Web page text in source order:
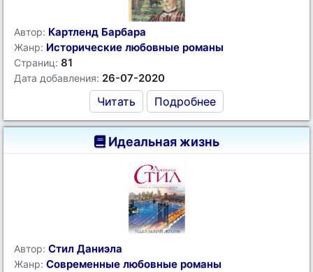
Автор: Картленд Барбара
Жанр: Исторические любовные романы
Страниц: 81
Дата добавления: 26-07-2020
Читать Подробнее
Идеальная жизнь
Автор: Стил Даниэла
Жанр: Современные любовные романы